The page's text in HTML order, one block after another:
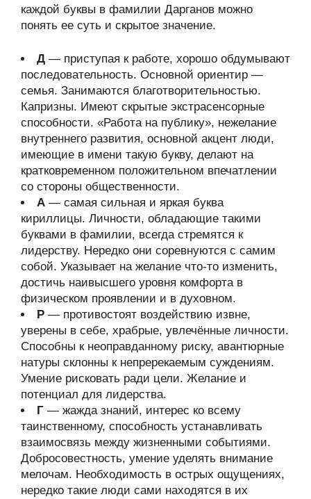
каждой буквы в фамилии Дарганов можно
понять ее суть и скрытое значение.
Д — приступая к работе, хорошо обдумывают
последовательность. Основной ориентир —
семья. Занимаются благотворительностью.
Капризны. Имеют скрытые экстрасенсорные
способности. «Работа на публику», нежелание
внутреннего развития, основной акцент люди,
имеющие в имени такую букву, делают на
кратковременном положительном впечатлении
со стороны общественности.
А — самая сильная и яркая буква
кириллицы. Личности, обладающие такими
буквами в фамилии, всегда стремятся к
лидерству. Нередко они соревнуются с самим
собой. Указывает на желание что-то изменить,
достичь наивысшего уровня комфорта в
физическом проявлении и в духовном.
Р — противостоят воздействию извне,
уверены в себе, храбрые, увлечённые личности.
Способны к неоправданному риску, авантюрные
натуры склонны к непререкаемым суждениям.
Умение рисковать ради цели. Желание и
потенциал для лидерства.
Г — жажда знаний, интерес ко всему
таинственному, способность устанавливать
взаимосвязь между жизненными событиями.
Добросовестность, умение уделять внимание
мелочам. Необходимость в острых ощущениях,
нередко такие люди сами находятся в их